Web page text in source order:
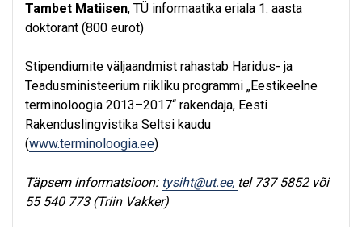
Tambet Matiisen, TÜ informaatika eriala 1. aasta
doktorant (800 eurot)
Stipendiumite väljaandmist rahastab Haridus- ja
Teadusministeerium riikliku programmi „Eestikeelne
terminoloogia 2013–2017“ rakendaja, Eesti
Rakenduslingvistika Seltsi kaudu
(www.terminoloogia.ee)
Täpsem informatsioon: tysiht@ut.ee, tel 737 5852 või
55 540 773 (Triin Vakker)